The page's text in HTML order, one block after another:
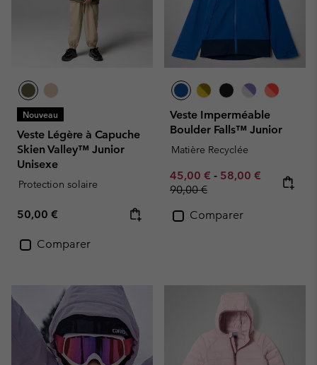
Nouveau
Veste Légère à Capuche
Skien Valley™ Junior
Unisexe
Protection solaire
Regular price:
50,00 €
Comparer
Veste Imperméable
Boulder Falls™ Junior
Matière Recyclée
Minimum sale price:
45,00 € - Maximum sale
58,00 € Regular
90,00 €
Comparer